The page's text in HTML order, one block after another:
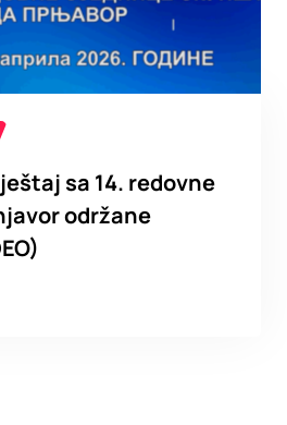
sa 14. redovne
održane